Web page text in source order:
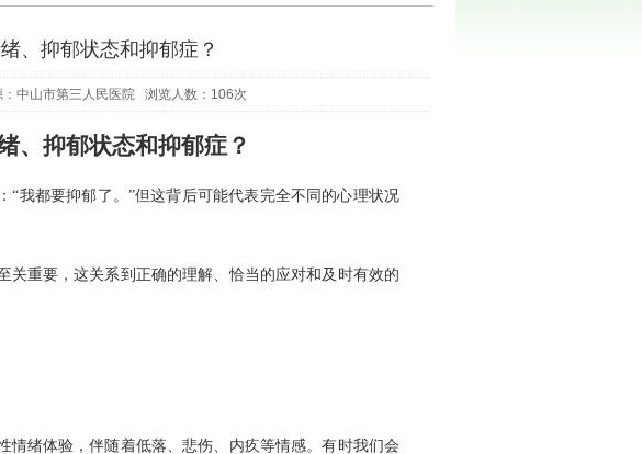
、抑郁状态和抑郁症？
中山市第三人民医院 浏览人数：106次
、抑郁状态和抑郁症？
“我都要抑郁了。”但这背后可能代表完全不同的心理状况
关重要，这关系到正确的理解、恰当的应对和及时有效的
情绪体验，伴随着低落、悲伤、内疚等情感。有时我们会